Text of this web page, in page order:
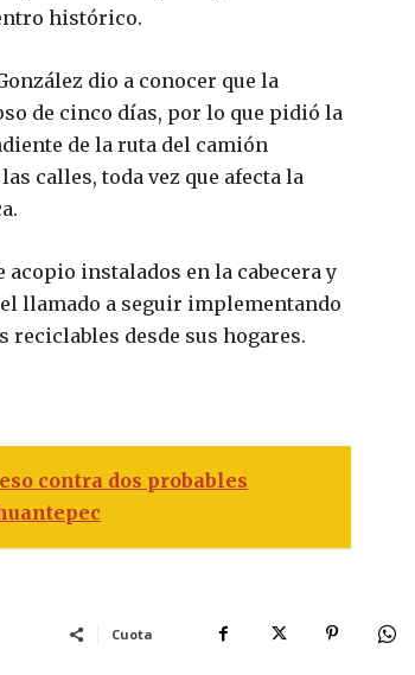
histórico.
dio a conocer que la
de cinco días, por lo que pidió la
de la ruta del camión
calles, toda vez que afecta la
instalados en la cabecera y
llamado a seguir implementando
desde sus hogares.
contra dos probables
Cuota